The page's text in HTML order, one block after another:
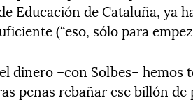
Educación de Cataluña, ya
(“eso, sólo para
dinero –con Solbes– hemos
penas rebañar ese billón de